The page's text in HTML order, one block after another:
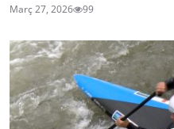
Març 27, 2026 99